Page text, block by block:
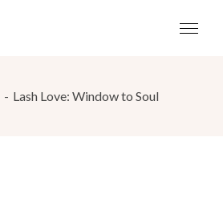
Lash Love: Window to Soul